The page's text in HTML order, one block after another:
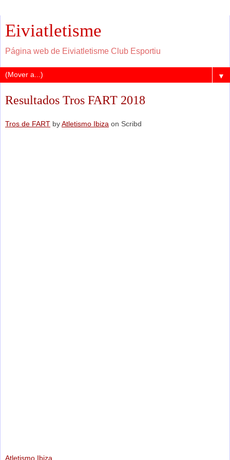
Eiviatletisme
Página web de Eiviatletisme Club Esportiu
▼
Resultados Tros FART 2018
Tros de FART byAtletismo Ibiza on Scribd
Atletismo Ibiza